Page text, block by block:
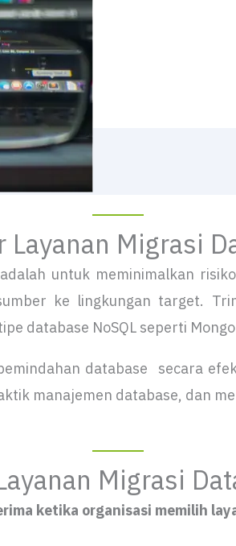
Migrasi
untuk meminimalkan
ke lingkungan target.
database NoSQL seperti
database secara
manajemen database, dan
Migrasi
ketika organisasi memilih